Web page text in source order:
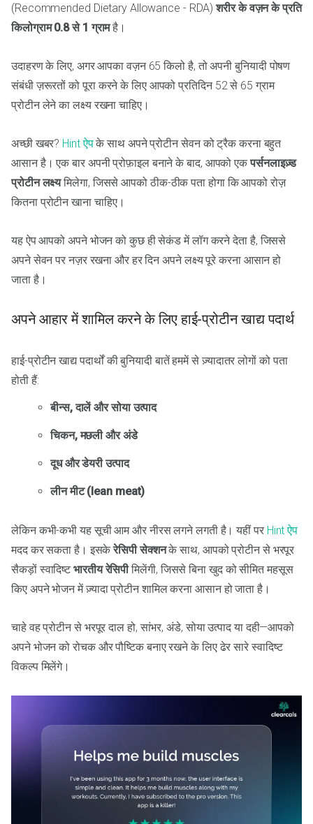
(Recommended Dietary Allowance - RDA)शरीर के वज़न के प्रति
किलोग्राम 0.8 से 1 ग्रामहै।
उदाहरण के लिए, अगर आपका वज़न 65 किलो है, तो अपनी बुनियादी पोषण
संबंधी ज़रूरतों को पूरा करने के लिए आपको प्रतिदिन 52 से 65 ग्राम
प्रोटीन लेने का लक्ष्य रखना चाहिए।
अच्छी खबर? Hint ऐपके साथ अपने प्रोटीन सेवन को ट्रैक करना बहुत
आसान है। एक बार अपनी प्रोफ़ाइल बनाने के बाद, आपको एकपर्सनलाइज़्ड
प्रोटीन लक्ष्यमिलेगा, जिससे आपको ठीक-ठीक पता होगा कि आपको रोज़
कितना प्रोटीन खाना चाहिए।
यह ऐप आपको अपने भोजन को कुछ ही सेकंड में लॉग करने देता है, जिससे
अपने सेवन पर नज़र रखना और हर दिन अपने लक्ष्य पूरे करना आसान हो
जाता है।
अपने आहार में शामिल करने के लिए हाई-प्रोटीन खाद्य पदार्थ
हाई-प्रोटीन खाद्य पदार्थों की बुनियादी बातें हममें से ज़्यादातर लोगों को पता
होती हैं:
बीन्स, दालें और सोया उत्पाद
चिकन, मछली और अंडे
दूध और डेयरी उत्पाद
लीन मीट (lean meat)
लेकिन कभी-कभी यह सूची आम और नीरस लगने लगती है। यहीं पर Hint ऐप
मदद कर सकता है। इसकेरेसिपी सेक्शनके साथ, आपको प्रोटीन से भरपूर
सैकड़ों स्वादिष्टभारतीय रेसिपीमिलेंगी, जिससे बिना खुद को सीमित महसूस
किए अपने भोजन में ज़्यादा प्रोटीन शामिल करना आसान हो जाता है।
चाहे वह प्रोटीन से भरपूर दाल हो, सांभर, अंडे, सोया उत्पाद या दही—आपको
अपने भोजन को रोचक और पौष्टिक बनाए रखने के लिए ढेर सारे स्वादिष्ट
विकल्प मिलेंगे।